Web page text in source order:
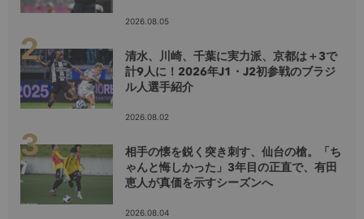
2026.08.05
清水、川崎、千葉に実力派、京都は＋3で
計9人に！2026年J1・J2初参戦のブラジ
ル人選手紹介
2026.08.02
相手の懐を鋭く突き刺す、仙台の槍。「ち
ゃんと悔しかった」3年目の正直で、有田
恵人が真価を示すシーズンへ
2026.08.04